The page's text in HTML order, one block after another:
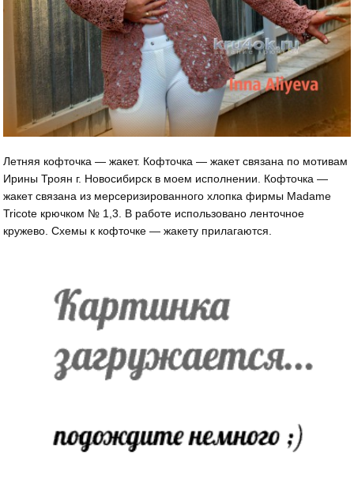
Летняя кофточка — жакет. Кофточка — жакет связана по мотивам
Ирины Троян г. Новосибирск в моем исполнении. Кофточка —
жакет связана из мерсеризированного хлопка фирмы Madame
Tricote крючком № 1,3. В работе использовано ленточное
кружево. Схемы к кофточке — жакету прилагаются.